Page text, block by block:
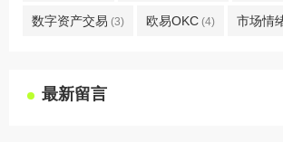
数字资产交易 (3) 欧易OKC (4) 市场情
最新留言